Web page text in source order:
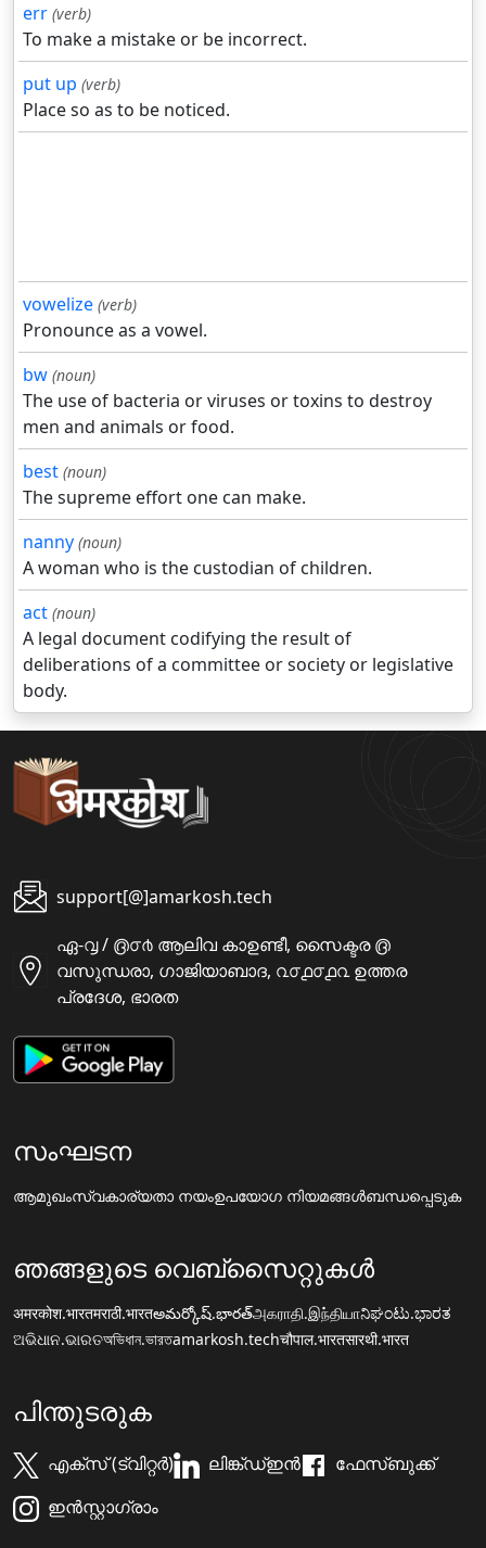
err (verb)
To make a mistake or be incorrect.
put up (verb)
Place so as to be noticed.
vowelize (verb)
Pronounce as a vowel.
bw (noun)
The use of bacteria or viruses or toxins to destroy
men and animals or food.
best (noun)
The supreme effort one can make.
nanny (noun)
A woman who is the custodian of children.
act (noun)
A legal document codifying the result of
deliberations of a committee or society or legislative
body.
support[@]amarkosh.tech
ഏ-൮ / ൫൦൪ ആലിവ കാഉണ്ടീ, സൈക്ടര ൫
വസുന്ധരാ, ഗാജിയാബാദ, ൨൦൧൦൧൨ ഉത്തര
പ്രദേശ, ഭാരത
സംഘടന
ആമുഖംസ്വകാര്യതാ നയംഉപയോഗ നിയമങ്ങൾബന്ധപ്പെടുക
ഞങ്ങളുടെ വെബ്സൈറ്റുകൾ
अमरकोश.भारतमराठी.भारतఅమర్కోష్.భారత్அகராதி.இந்தியாನಿಘಂಟು.ಭಾರತ
ଅଭିଧାନ.ଭାରତঅভিধান.ভারতamarkosh.techचौपाल.भारतसारथी.भारत
പിന്തുടരുക
എക്സ് (ട്വിറ്റർ) ലിങ്ക്ഡ്ഇൻ
ഫേസ്ബുക്ക്
ഇൻസ്റ്റാഗ്രാം